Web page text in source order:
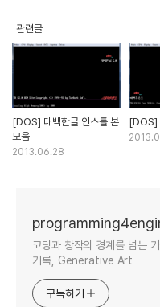
관련글
[DOS] 태백한글 인스톨 본
모음
2013.06.28
[DOS]
코딩과 창작의 경계를 넘는
기록, Generative Art
구독하기